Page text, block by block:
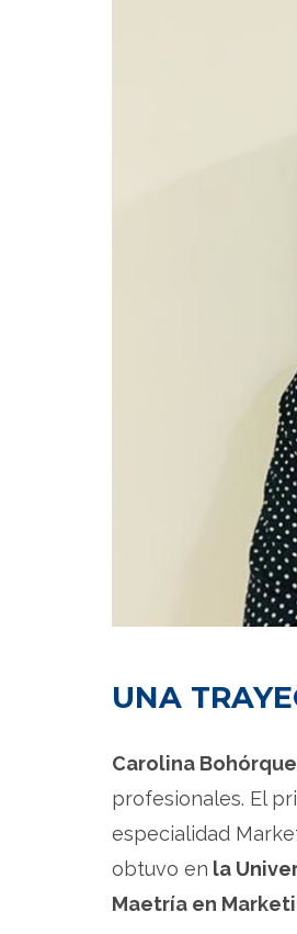
UNA
Carolina
profesionales. El
especialidad
obtuvo en la
Maetría en